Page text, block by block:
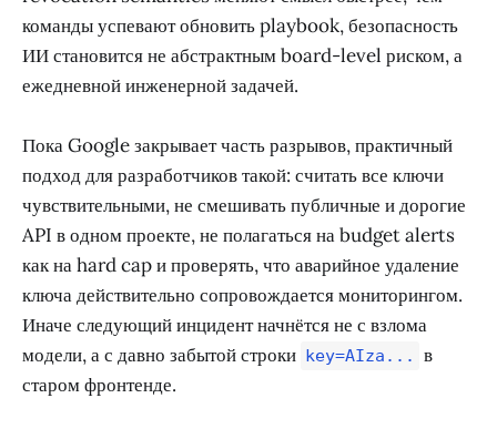
команды успевают обновить playbook, безопасность
ИИ становится не абстрактным board-level риском, а
ежедневной инженерной задачей.
Пока Google закрывает часть разрывов, практичный
подход для разработчиков такой: считать все ключи
чувствительными, не смешивать публичные и дорогие
API в одном проекте, не полагаться на budget alerts
как на hard cap и проверять, что аварийное удаление
ключа действительно сопровождается мониторингом.
Иначе следующий инцидент начнётся не с взлома
модели, а с давно забытой строки
key=AIza...
в
старом фронтенде.